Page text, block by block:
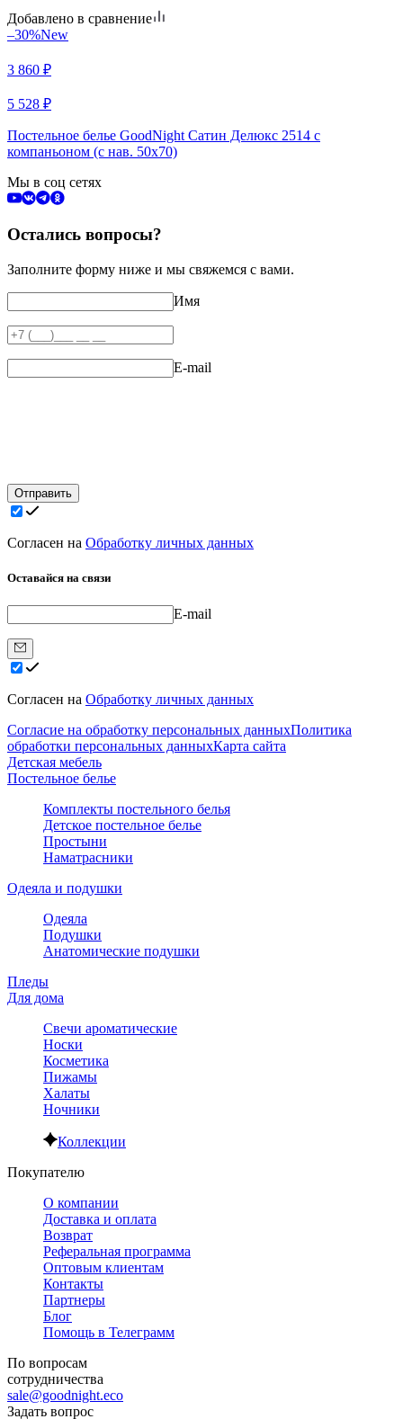
Добавлено в сравнение
–30%New
3 860 ₽
5 528 ₽
Постельное белье GoodNight Сатин Делюкс 2514 с
компаньоном (с нав. 50х70)
Мы в соц сетях
Остались вопросы?
Заполните форму ниже и мы свяжемся с вами.
Имя
E-mail
Отправить
Согласен на Обработку личных данных
Оставайся на связи
E-mail
Согласен на Обработку личных данных
Согласие на обработку персональных данныхПолитика
обработки персональных данныхКарта сайта
Детская мебель
Постельное белье
Комплекты постельного белья
Детское постельное белье
Простыни
Наматрасники
Одеяла и подушки
Одеяла
Подушки
Анатомические подушки
Пледы
Для дома
Свечи ароматические
Носки
Косметика
Пижамы
Халаты
Ночники
Коллекции
Покупателю
О компании
Доставка и оплата
Возврат
Реферальная программа
Оптовым клиентам
Контакты
Партнеры
Блог
Помощь в Телеграмм
По вопросам
сотрудничества
sale@goodnight.eco
Задать вопрос